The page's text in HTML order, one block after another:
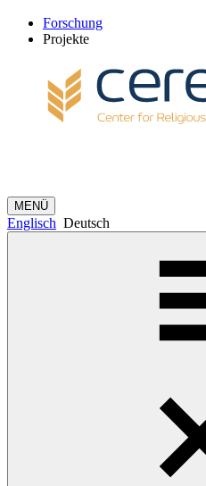
Forschung
Projekte
MENÜ
Englisch Deutsch